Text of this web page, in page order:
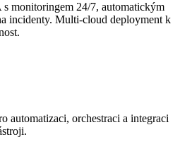
monitoringem 24/7, automatickým
incidenty. Multi-cloud deployment k
automatizaci, orchestraci a integraci